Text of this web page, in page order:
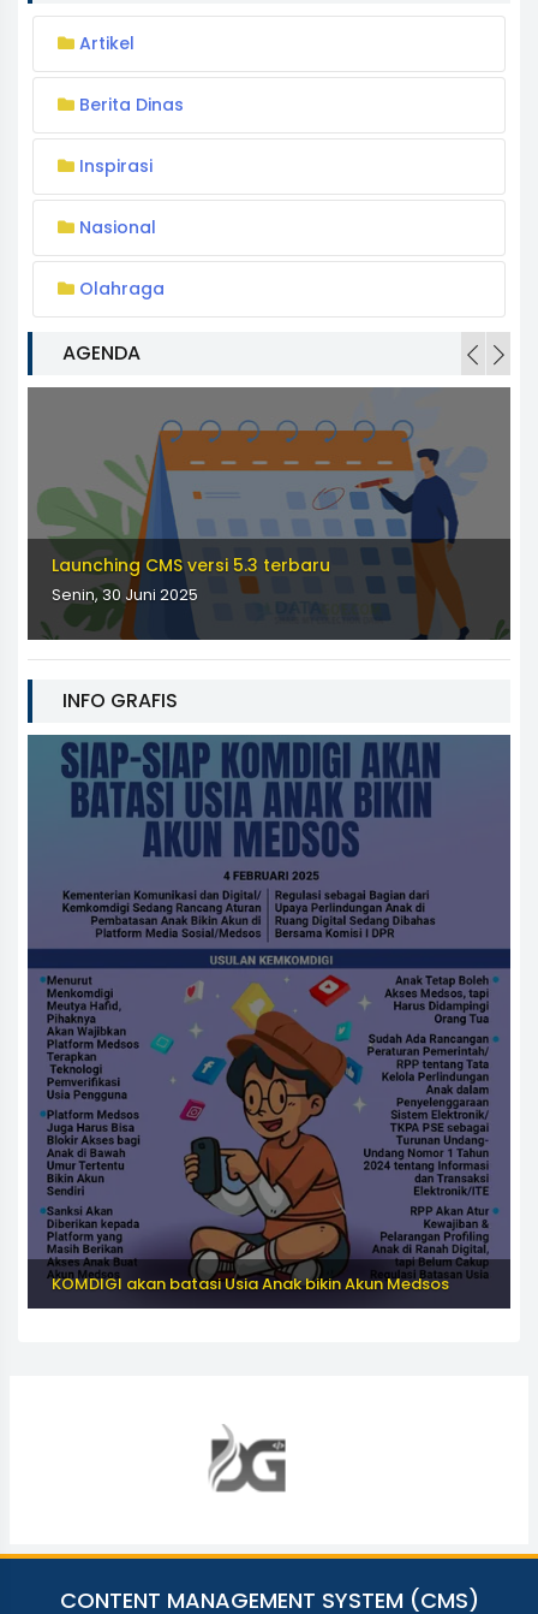
Artikel
Berita Dinas
Inspirasi
Nasional
Olahraga
AGENDA
Launching CMS versi 5.3 terbaru
Senin, 30 Juni 2025
INFO GRAFIS
KOMDIGI akan batasi Usia Anak bikin Akun Medsos
CONTENT MANAGEMENT SYSTEM (CMS)